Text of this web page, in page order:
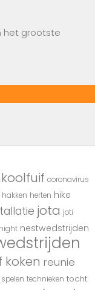
het grootste
coronavirus
hakken herten hike
jota joti
nestwedstrijden
koken reunie
spelen technieken tocht